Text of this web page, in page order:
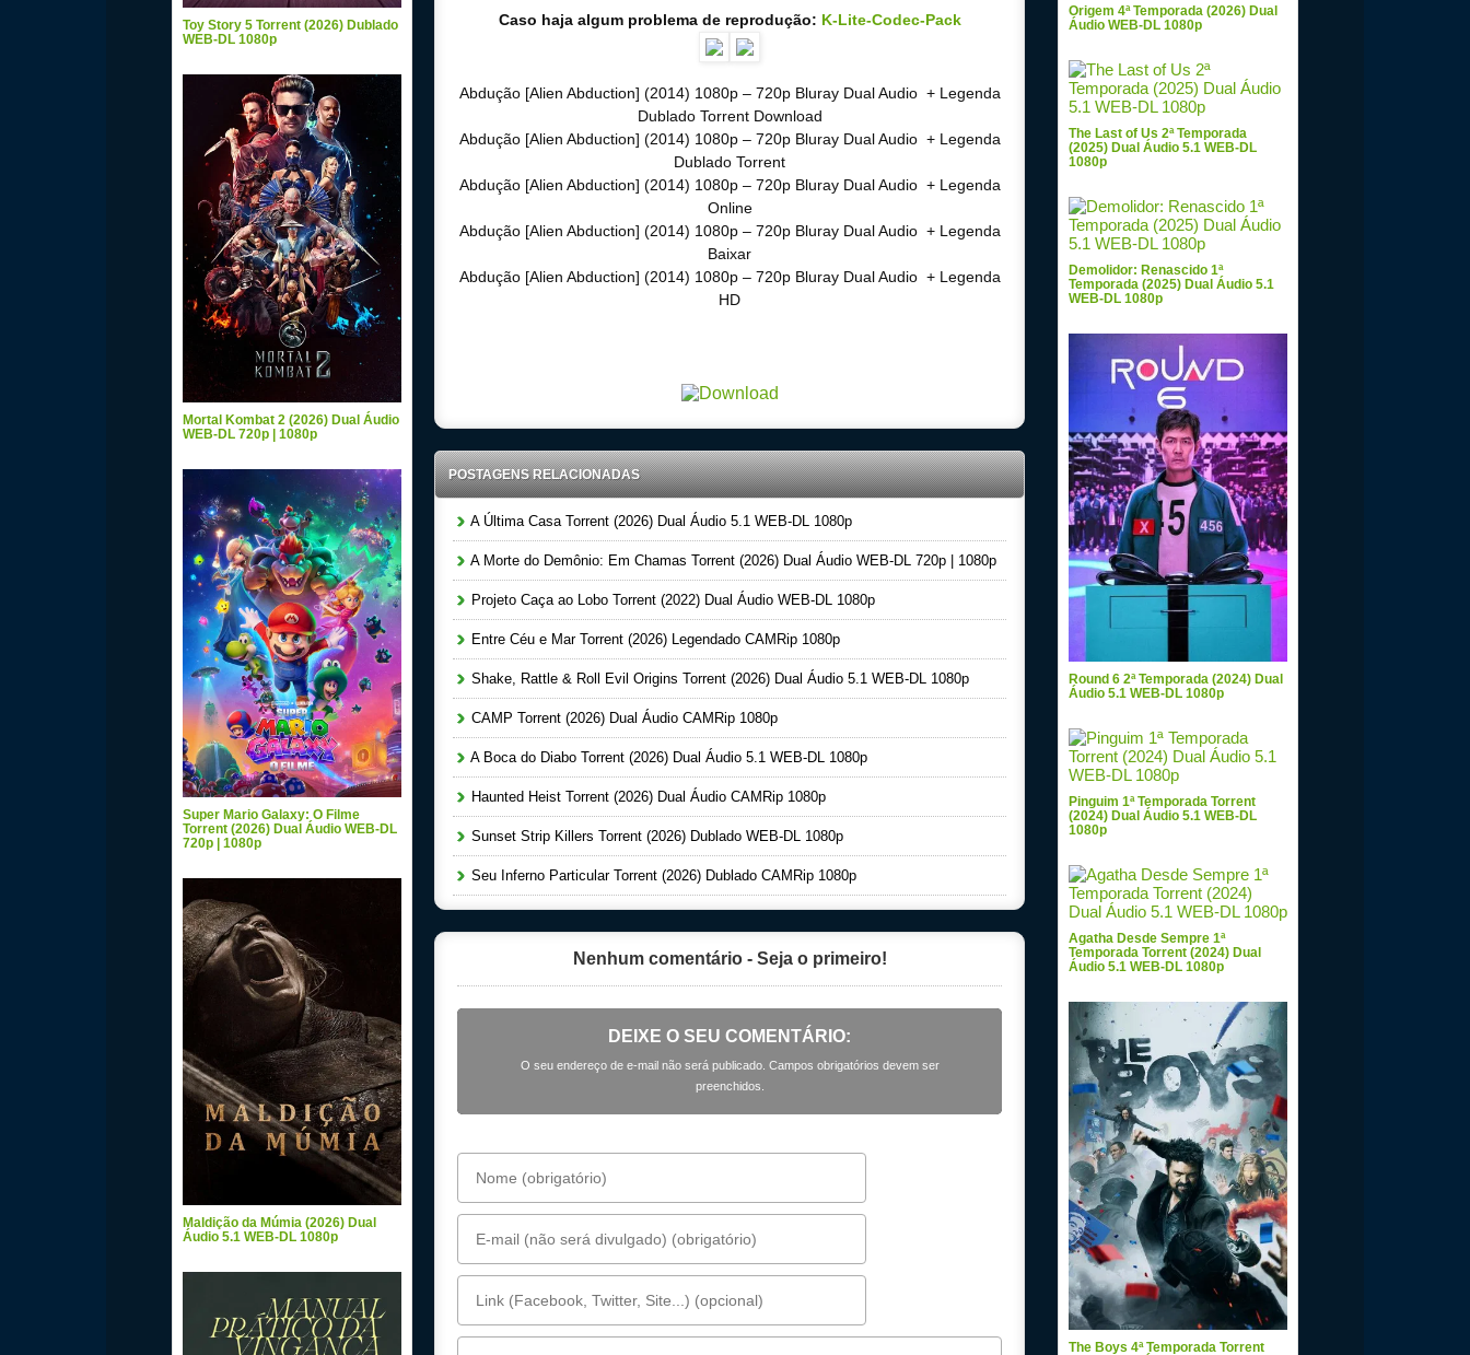
Caso haja algum problema de reprodução: K-Lite-Codec-Pack
Abdução [Alien Abduction] (2014) 1080p – 720p Bluray Dual Audio + Legenda
Dublado Torrent Download
Abdução [Alien Abduction] (2014) 1080p – 720p Bluray Dual Audio + Legenda
Dublado Torrent
Abdução [Alien Abduction] (2014) 1080p – 720p Bluray Dual Audio + Legenda
Online
Abdução [Alien Abduction] (2014) 1080p – 720p Bluray Dual Audio + Legenda
Baixar
Abdução [Alien Abduction] (2014) 1080p – 720p Bluray Dual Audio + Legenda
HD
POSTAGENS RELACIONADAS
A Última Casa Torrent (2026) Dual Áudio 5.1 WEB-DL 1080p
A Morte do Demônio: Em Chamas Torrent (2026) Dual Áudio WEB-DL 720p | 1080p
Projeto Caça ao Lobo Torrent (2022) Dual Áudio WEB-DL 1080p
Entre Céu e Mar Torrent (2026) Legendado CAMRip 1080p
Shake, Rattle & Roll Evil Origins Torrent (2026) Dual Áudio 5.1 WEB-DL 1080p
CAMP Torrent (2026) Dual Áudio CAMRip 1080p
A Boca do Diabo Torrent (2026) Dual Áudio 5.1 WEB-DL 1080p
Haunted Heist Torrent (2026) Dual Áudio CAMRip 1080p
Sunset Strip Killers Torrent (2026) Dublado WEB-DL 1080p
Seu Inferno Particular Torrent (2026) Dublado CAMRip 1080p
Nenhum comentário - Seja o primeiro!
DEIXE O SEU COMENTÁRIO:
O seu endereço de e-mail não será publicado. Campos obrigatórios devem ser
preenchidos.
Toy Story 5 Torrent (2026) Dublado
WEB-DL 1080p
Mortal Kombat 2 (2026) Dual Áudio
WEB-DL 720p | 1080p
Super Mario Galaxy: O Filme
Torrent (2026) Dual Áudio WEB-DL
720p | 1080p
Maldição da Múmia (2026) Dual
Áudio 5.1 WEB-DL 1080p
Origem 4ª Temporada (2026) Dual
Áudio WEB-DL 1080p
The Last of Us 2ª Temporada
(2025) Dual Áudio 5.1 WEB-DL
1080p
Demolidor: Renascido 1ª
Temporada (2025) Dual Áudio 5.1
WEB-DL 1080p
Round 6 2ª Temporada (2024) Dual
Áudio 5.1 WEB-DL 1080p
Pinguim 1ª Temporada Torrent
(2024) Dual Áudio 5.1 WEB-DL
1080p
Agatha Desde Sempre 1ª
Temporada Torrent (2024) Dual
Áudio 5.1 WEB-DL 1080p
The Boys 4ª Temporada Torrent